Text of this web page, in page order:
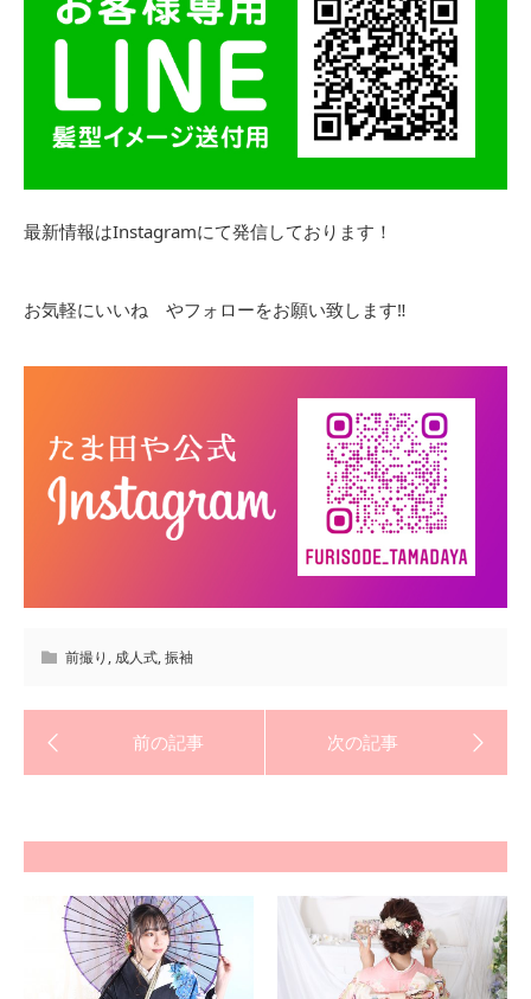
最新情報はInstagramにて発信しております！
お気軽にいいね やフォローをお願い致します‼︎
前撮り , 成人式,振袖